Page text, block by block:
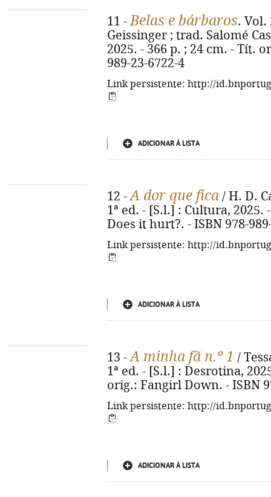
11 -Belas e bárbaros. Vol.
Geissinger ; trad. Salomé
2025. - 366 p. ; 24 cm. - Tít.
989-23-6722-4
Link persistente: http://
ADICIONAR À LISTA
12 -A dor que fica / H. D.
1ª ed. - [S.l.] : Cultura, 2025.
Does it hurt?. - ISBN 978-
Link persistente: http://
ADICIONAR À LISTA
13 -A minha fã n.º 1 /
1ª ed. - [S.l.] : Desrotina,
orig.: Fangirl Down. - ISBN
Link persistente: http://
ADICIONAR À LISTA